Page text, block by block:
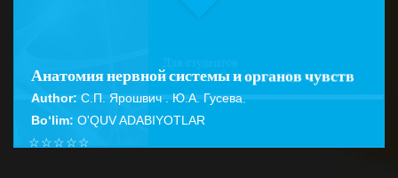
Анатомия нервной системы и органов чувств
Author: С.П. Ярошвич . Ю.А. Гусева.
Bo‘lim: O'QUV ADABIYOTLAR
☆
☆
☆
☆
☆